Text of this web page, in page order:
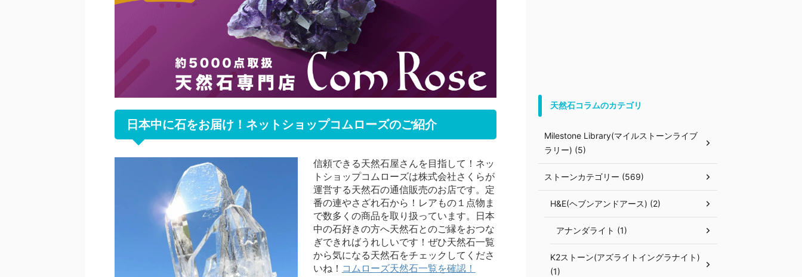
日本中に石をお届け！ネットショップコムローズのご紹介
信頼できる天然石屋さんを目指して！ネッ
トショップコムローズは株式会社さくらが
運営する天然石の通信販売のお店です。定
番の連やさざれ石から！レアもの１点物ま
で数多くの商品を取り扱っています。日本
中の石好きの方へ天然石とのご縁をおつな
ぎできればうれしいです！ぜひ天然石一覧
から気になる天然石をチェックしてくださ
いね！ コムローズ天然石一覧を確認！
天然石コラムのカテゴリ
Milestone Library(マイルストーンライブ
ラリー) (5)
ストーンカテゴリー (569)
H&E(ヘブンアンドアース) (2)
アナンダライト (1)
K2ストーン(アズライトイングラナイト)
(1)